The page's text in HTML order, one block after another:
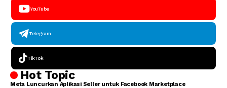
YouTube
Telegram
TikTok
Hot Topic
Meta Luncurkan Aplikasi Seller untuk Facebook Marketplace